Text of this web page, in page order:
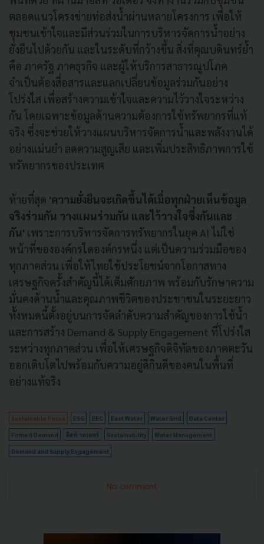
ตลอดแนวโครงข่ายท่อส่งน้ำผ่านหลายโครงการ เพื่อให้
ชุมชนเข้าใจและมีส่วนร่วมในการบริหารจัดการน้ำอย่าง
ยั่งยืนไปด้วยกัน และในระดับที่กว้างขึ้น สิ่งที่คุณบดินทร์ย้ำ
คือ ภาครัฐ ภาคธุรกิจ และผู้ให้บริการสาธารณูปโภค
จำเป็นต้องสื่อสารและแลกเปลี่ยนข้อมูลร่วมกันอย่าง
โปร่งใส เพื่อสร้างความเข้าใจและความไว้วางใจระหว่าง
กัน โดยเฉพาะข้อมูลด้านความต้องการใช้ทรัพยากรที่แท้
จริง ซึ่งจะช่วยให้วางแผนบริหารจัดการน้ำและพลังงานได้
อย่างแม่นยำ ลดความสูญเสีย และเพิ่มประสิทธิภาพการใช้
ทรัพยากรของประเทศ
ท้ายที่สุด 'ความยั่งยืนจะเกิดขึ้นได้เมื่อทุกฝ่ายเห็นข้อมูล
จริงร่วมกัน วางแผนร่วมกัน และไว้วางใจซึ่งกันและ
กัน' เพราะการบริหารจัดการทรัพยากรในยุค AI ไม่ใช่
หน้าที่ขององค์กรใดองค์กรหนึ่ง แต่เป็นความร่วมมือของ
ทุกภาคส่วน เพื่อให้ไทยใช้ประโยชน์จากโอกาสทาง
เศรษฐกิจครั้งสำคัญนี้ได้เต็มศักยภาพ พร้อมกับรักษาความ
มั่นคงด้านน้ำและคุณภาพชีวิตของประชาชนในระยะยาว
ทั้งหมดนี้ตั้งอยู่บนการจัดลำดับความสำคัญของการใช้น้ำ
และการสร้าง Demand & Supply Engagement ที่โปร่งใส
ระหว่างทุกภาคส่วน เพื่อให้เศรษฐกิจดิจิทัลของภาคตะวัน
ออกเติบโตไปพร้อมกับความอยู่ดีกินดีของคนในพื้นที่
อย่างแท้จริง
Sustainable Focus ESG EEC East Water Water Grid Data Center
Firmed Demand อีสท์ วอเตอร์ Sustainability Water Management
Demand and Supply Engagement
No comment